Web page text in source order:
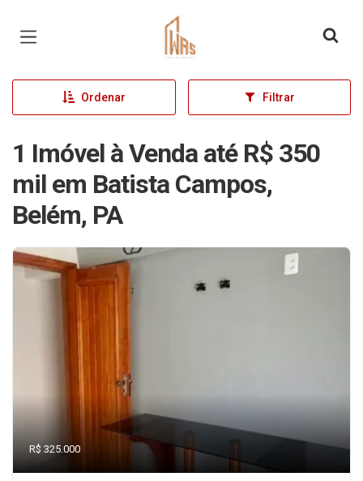
Página inicial
Ordenar Filtrar
1 Imóvel à Venda até R$ 350
mil em Batista Campos,
Belém, PA
R$ 325.000